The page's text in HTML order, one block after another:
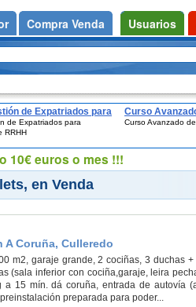
de Expatriados para
de RRHH
de Expatriados para
RRHH
Curso
Presencial
Curso Avanzado
en Venda
A Coruña, Culleredo
m2, garaje grande, 2 cociñas, 3 duchas +
(sala inferior con cociña,garaje, leira
a 15 mín. dá coruña, entrada de autovía
preparada para poder...
Compra Venda Usuarios
10€ euros o mes !!!